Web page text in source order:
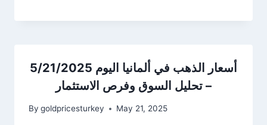
أسعار الذهب في ألمانيا اليوم 5/21/2025
– تحليل السوق وفرص الاستثمار
By goldpricesturkey May 21, 2025